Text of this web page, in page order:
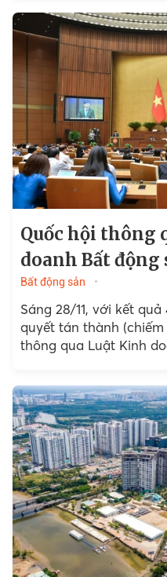
Quốc hội thông
doanh Bất động
Bất động sản
Sáng 28/11, với kết
quyết tán thành (chiếm
thông qua Luật Kinh